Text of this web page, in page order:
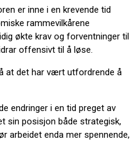
er inne i en krevende tid
rammevilkårene
økte krav og forventninger til
offensivt til å løse.
at det har vært utfordrende å
endringer i en tid preget av
sin posisjon både strategisk,
arbeidet enda mer spennende,